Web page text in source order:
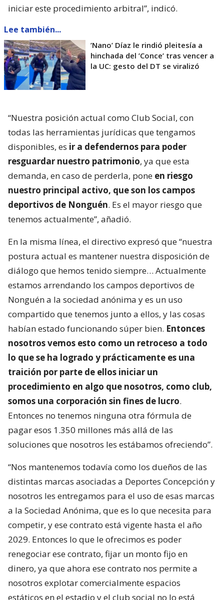
iniciar este procedimiento arbitral”, indicó.
Lee también...
’Nano’ Díaz le rindió pleitesía a
hinchada del ’Conce’ tras vencer a
la UC: gesto del DT se viralizó
“Nuestra posición actual como Club Social, con
todas las herramientas jurídicas que tengamos
disponibles, es ir a defendernos para poder
resguardar nuestro patrimonio, ya que esta
demanda, en caso de perderla, pone en riesgo
nuestro principal activo, que son los campos
deportivos de Nonguén. Es el mayor riesgo que
tenemos actualmente”, añadió.
En la misma línea, el directivo expresó que “nuestra
postura actual es mantener nuestra disposición de
diálogo que hemos tenido siempre… Actualmente
estamos arrendando los campos deportivos de
Nonguén a la sociedad anónima y es un uso
compartido que tenemos junto a ellos, y las cosas
habían estado funcionando súper bien. Entonces
nosotros vemos esto como un retroceso a todo
lo que se ha logrado y prácticamente es una
traición por parte de ellos iniciar un
procedimiento en algo que nosotros, como club,
somos una corporación sin fines de lucro.
Entonces no tenemos ninguna otra fórmula de
pagar esos 1.350 millones más allá de las
soluciones que nosotros les estábamos ofreciendo”.
“Nos mantenemos todavía como los dueños de las
distintas marcas asociadas a Deportes Concepción y
nosotros les entregamos para el uso de esas marcas
a la Sociedad Anónima, que es lo que necesita para
competir, y ese contrato está vigente hasta el año
2029. Entonces lo que le ofrecimos es poder
renegociar ese contrato, fijar un monto fijo en
dinero, ya que ahora ese contrato nos permite a
nosotros explotar comercialmente espacios
estáticos en el estadio y el club social no lo está